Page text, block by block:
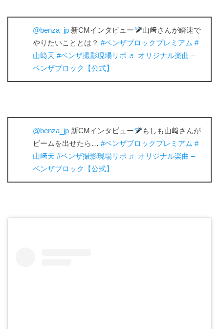
@benza_jp 新CMインタビュー
山﨑さんが瞬速で
やりたいこととは？ #ベンザブロックプレミアム #
山﨑天 #ベンザ撮影現場リポ ♬ オリジナル楽曲 –
ベンザブロック【公式】
@benza_jp 新CMインタビュー
もしも山﨑さんが
ビームを出せたら… #ベンザブロックプレミアム #
山﨑天 #ベンザ撮影現場リポ ♬ オリジナル楽曲 –
ベンザブロック【公式】